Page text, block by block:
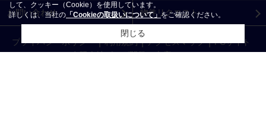
お問い合わせ 物件リクエスト
プライバシーポリシー 利用規約 アクセスマップ
PCサイト
Copyright(c) 有限会社ビッグ開発 本店 All rights reserved.
して、クッキー（Cookie）を使用しています。
詳しくは、当社の 「Cookieの取扱いについて」をご確認ください。
閉じる